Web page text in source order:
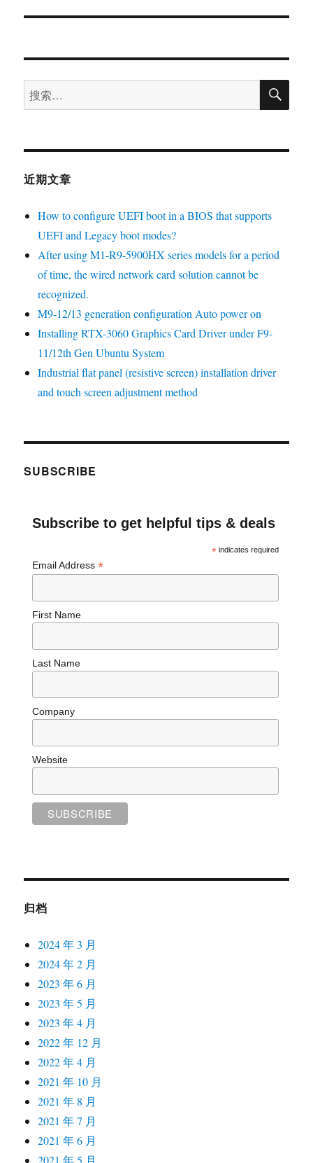
近期文章
How to configure UEFI boot in a BIOS that supports
UEFI and Legacy boot modes?
After using M1-R9-5900HX series models for a period
of time, the wired network card solution cannot be
recognized.
M9-12/13 generation configuration Auto power on
Installing RTX-3060 Graphics Card Driver under F9-
11/12th Gen Ubuntu System
Industrial flat panel (resistive screen) installation driver
and touch screen adjustment method
SUBSCRIBE
Subscribe to get helpful tips & deals
*indicates required
Email Address *
First Name
Last Name
Company
Website
归档
2024 年 3 月
2024 年 2 月
2023 年 6 月
2023 年 5 月
2023 年 4 月
2022 年 12 月
2022 年 4 月
2021 年 10 月
2021 年 8 月
2021 年 7 月
2021 年 6 月
2021 年 5 月